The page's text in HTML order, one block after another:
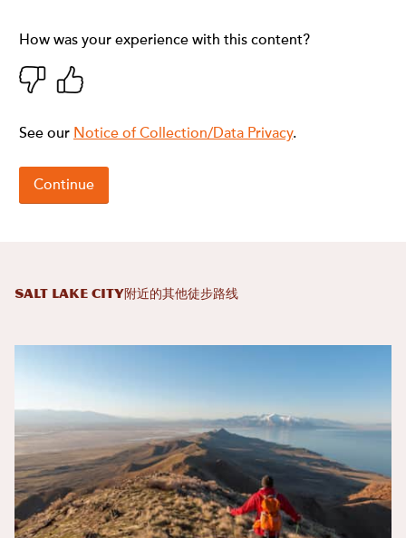
Salt Lake City附近的其他徒步路线